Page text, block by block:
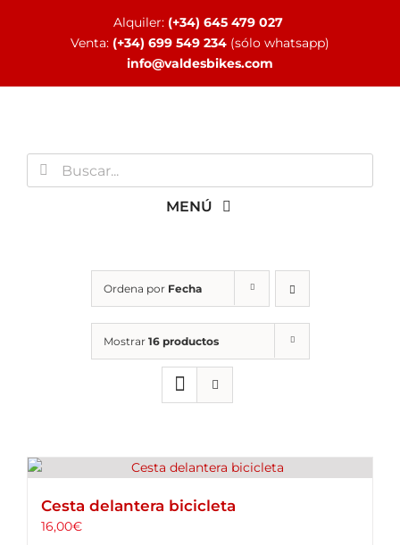
Alquiler: (+34) 645 479 027
Venta: (+34) 699 549 234 (sólo whatsapp)
info@valdesbikes.com
Buscar:
MENÚ
ALQUILER DE BICICLETAS
BLOG
Ordena por Fecha
Mostrar 16 productos
Cesta delantera bicicleta
16,00€